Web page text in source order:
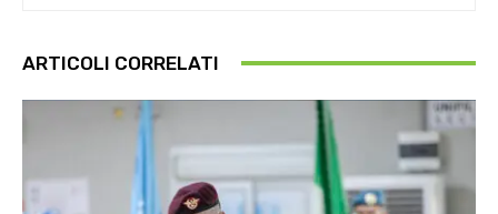
ARTICOLI CORRELATI